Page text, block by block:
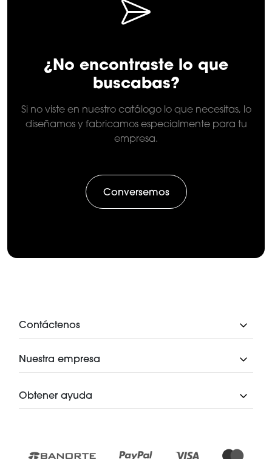
¿No encontraste lo que
buscabas?
Si no viste en nuestro catálogo lo que necesitas, lo
diseñamos y fabricamos especialmente para tu
empresa.
Conversemos
Contáctenos
Nuestra empresa
Obtener ayuda